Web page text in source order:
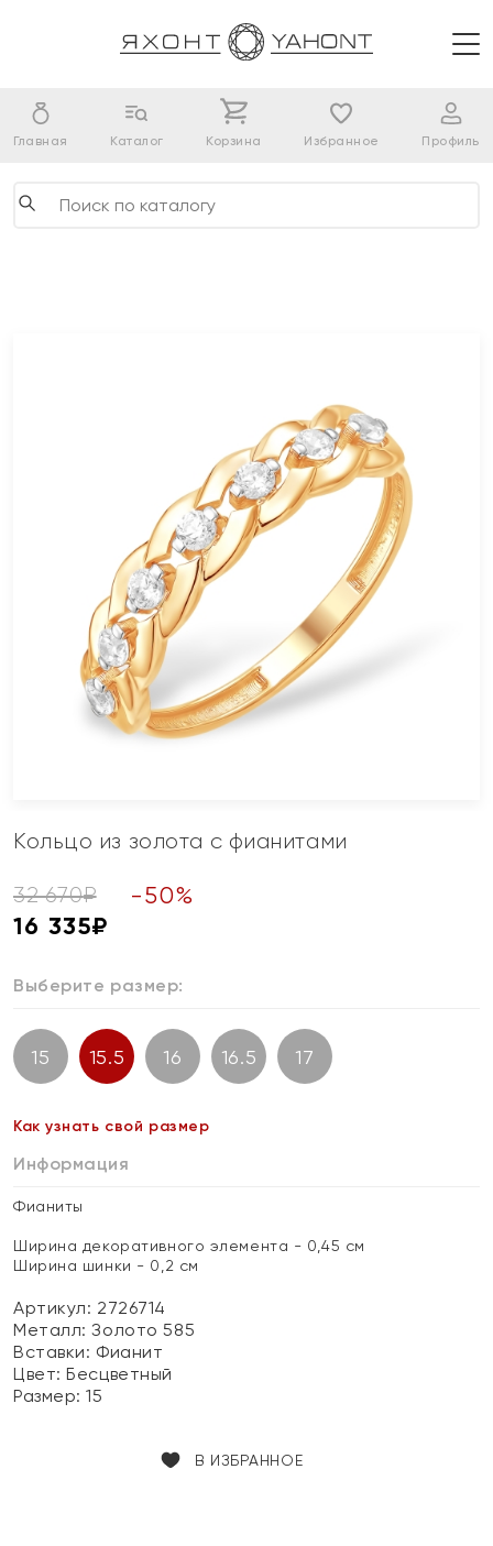
Главная Каталог Корзина Избранное Профиль
Кольцо из золота с фианитами
32 670₽ -50%
16 335₽
Выберите размер:
15 15.5 16 16.5 17
Как узнать свой размер
Информация
Фианиты
Ширина декоративного элемента - 0,45 см
Ширина шинки - 0,2 см
Артикул: 2726714
Металл:Золото 585
Вставки: Фианит
Цвет:Бесцветный
Размер:15
В ИЗБРАННОЕ